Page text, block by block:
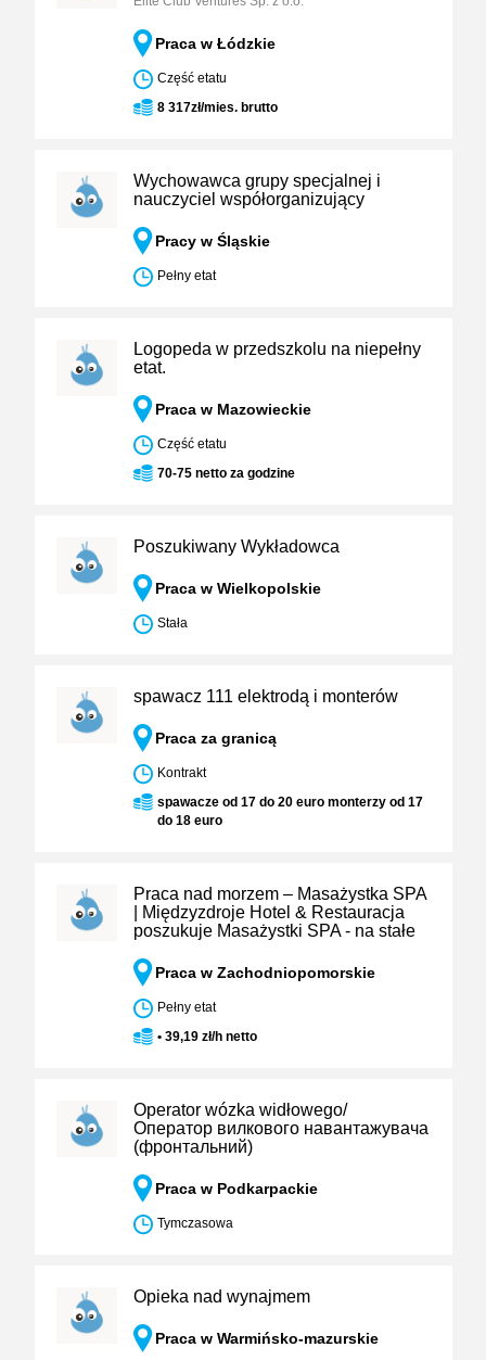
Praca w Łódzkie
Część etatu
8 317zł/mies. brutto
Wychowawca grupy specjalnej i
nauczyciel współorganizujący
Pracy w Śląskie
Pełny etat
Logopeda w przedszkolu na niepełny
etat.
Praca w Mazowieckie
Część etatu
70-75 netto za godzine
Poszukiwany Wykładowca
Praca w Wielkopolskie
Stała
spawacz 111 elektrodą i monterów
Praca za granicą
Kontrakt
spawacze od 17 do 20 euro monterzy od 17
do 18 euro
Praca nad morzem – Masażystka SPA
| Międzyzdroje Hotel & Restauracja
poszukuje Masażystki SPA - na stałe
Praca w Zachodniopomorskie
Pełny etat
• 39,19 zł/h netto
Operator wózka widłowego/
Оператор вилкового навантажувача
(фронтальний)
Praca w Podkarpackie
Tymczasowa
Opieka nad wynajmem
Praca w Warmińsko-mazurskie